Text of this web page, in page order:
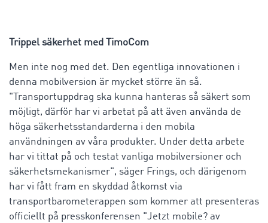
Trippel säkerhet med TimoCom
Men inte nog med det. Den egentliga innovationen i
denna mobilversion är mycket större än så.
"Transportuppdrag ska kunna hanteras så säkert som
möjligt, därför har vi arbetat på att även använda de
höga säkerhetsstandarderna i den mobila
användningen av våra produkter. Under detta arbete
har vi tittat på och testat vanliga mobilversioner och
säkerhetsmekanismer", säger Frings, och därigenom
har vi fått fram en skyddad åtkomst via
transportbarometerappen som kommer att presenteras
officiellt på presskonferensen "Jetzt mobile? av